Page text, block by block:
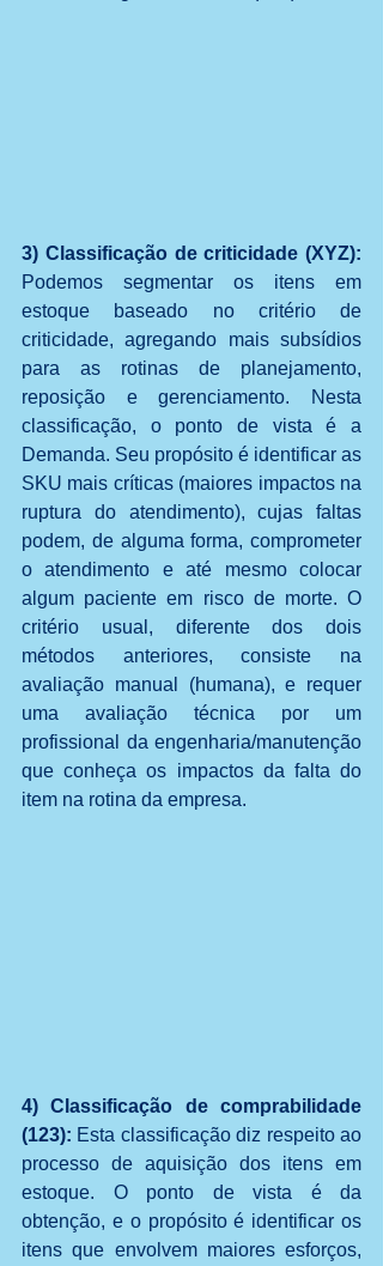
Podemos segmentar os itens em
estoque baseado no critério de
criticidade, agregando mais subsídios
para as rotinas de planejamento,
reposição e gerenciamento. Nesta
classificação, o ponto de vista é a
Demanda. Seu propósito é identificar as
SKU mais críticas (maiores impactos na
ruptura do atendimento), cujas faltas
podem, de alguma forma, comprometer
o atendimento e até mesmo colocar
algum paciente em risco de morte. O
critério usual, diferente dos dois
métodos anteriores, consiste na
avaliação manual (humana), e requer
uma avaliação técnica por um
profissional da engenharia/manutenção
que conheça os impactos da falta do
item na rotina da empresa.
4) Classificação de comprabilidade
(123): Esta classificação diz respeito ao
processo de aquisição dos itens em
estoque. O ponto de vista é da
obtenção, e o propósito é identificar os
itens que envolvem maiores esforços,